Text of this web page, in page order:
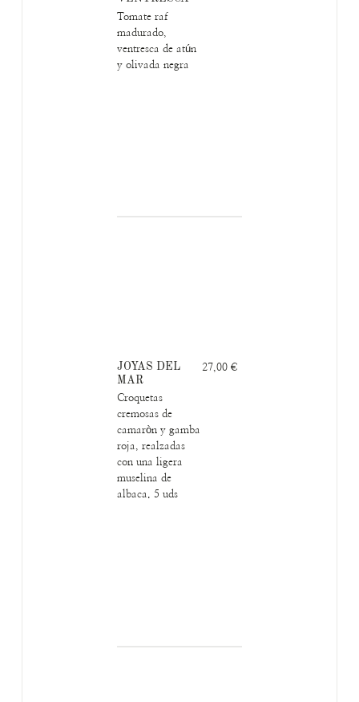
Tomate raf
madurado,
ventresca de atún
y olivada negra
JOYAS DEL
MAR
Croquetas
cremosas de
camaròn y gamba
roja, realzadas
con una ligera
muselina de
albaca. 5 uds
27,00 €